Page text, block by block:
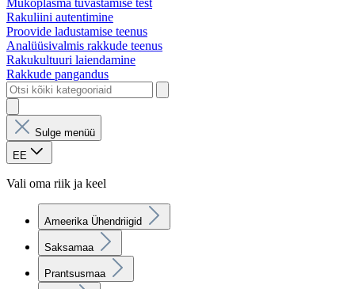
Mükoplasma tuvastamise test
Rakuliini autentimine
Proovide ladustamise teenus
Analüüsivalmis rakkude teenus
Rakukultuuri laiendamine
Rakkude pangandus
Sulge menüü
EE
Vali oma riik ja keel
Ameerika Ühendriigid
Saksamaa
Prantsusmaa